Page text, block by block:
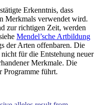
Erkenntnis, dass
Merkmals verwendet wird.
zur richtigen Zeit, werden
Mendel’sche Artbildung
der Arten offenbaren. Die
für die Entstehung neuer
Merkmale. Die
Programme führt.